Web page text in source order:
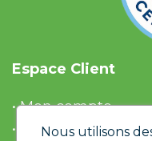
Espace Client
• Mon compte
• Liste d'envies
Nous utilisons